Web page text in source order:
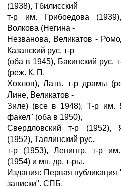
(1938), Тбилисский
т-р им. Грибоедова
Волкова (Негина -
Незванова, Великатов -
Казанский рус. т-р
(оба в 1945), Бакинский рус.
(реж. К. П.
Хохлов), Латв. т-р драмы
Лине, Великатов -
Зиле) (все в 1948), Т-р им.
факел" (оба в 1950),
Свердловский т-р (1952),
(1952), Таллинский рус.
т-р (1953), Ленингр. т-р
(1954) и мн. др. т-ры.
Издания: Первая
записки", СПБ,